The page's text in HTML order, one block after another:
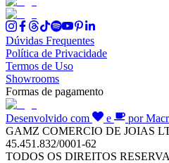
Dúvidas Frequentes
Política de Privacidade
Termos de Uso
Showrooms
Formas de pagamento
Desenvolvido com e
por
GAMZ COMERCIO DE JOIAS
45.451.832/0001-62
TODOS OS DIREITOS